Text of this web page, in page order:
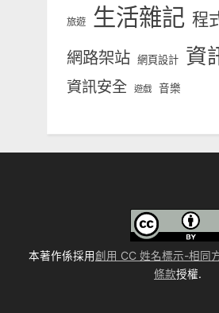
旅遊 生活雜記 程
網路架站 網頁設計 資
資訊安全 遊戲 音樂
本著作係採用創用 CC 姓名標示-相同
條款授權.